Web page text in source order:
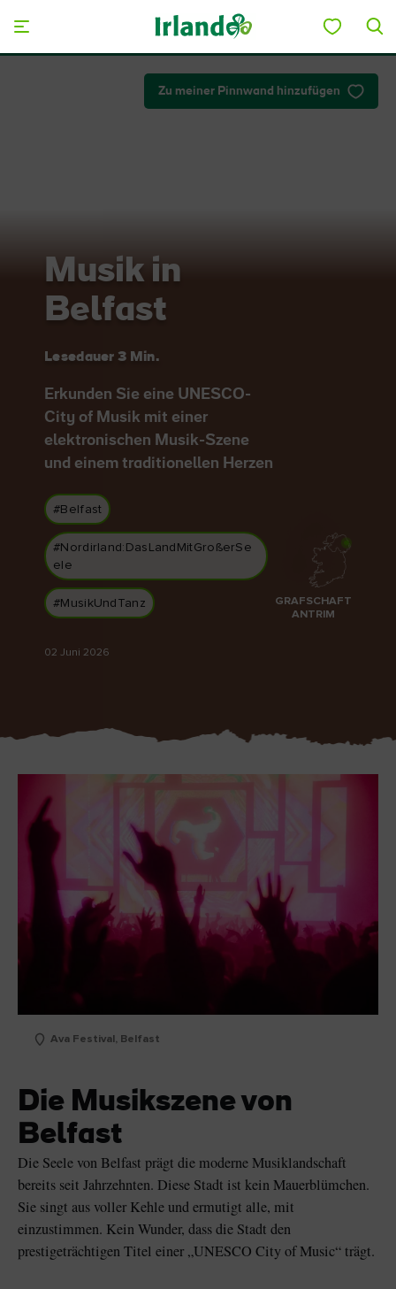
Like
Der Blarney Stone im
Blarney Castle
Zu meiner Pinnwand hinzufügen
Musik in
Belfast
Lesedauer 3 Min.
Erkunden Sie eine UNESCO-
City of Musik mit einer
elektronischen Musik-Szene
und einem traditionellen Herzen
#Belfast
#Nordirland:DasLandMitGroßerSe
ele
#MusikUndTanz
02 Juni 2026
GRAFSCHAFT
ANTRIM
Ava Festival, Belfast
Die Musikszene von
Belfast
Die Seele von Belfast prägt die moderne Musiklandschaft
bereits seit Jahrzehnten. Diese Stadt ist kein Mauerblümchen.
Sie singt aus voller Kehle und ermutigt alle, mit
einzustimmen. Kein Wunder, dass die Stadt den
prestigeträchtigen Titel einer „UNESCO City of Music“ trägt.